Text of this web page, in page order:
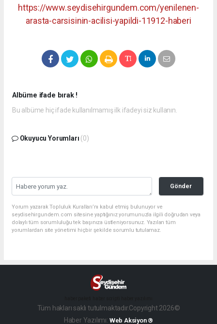
https://www.seydisehirgundem.com/yenilenen-
arasta-carsisinin-acilisi-yapildi-11912-haberi
Albüme ifade bırak !
Bu albüme hiç ifade kullanılmamış ilk ifadeyi siz kullanın.
Okuyucu Yorumları (0)
Gönder
Yorum yazarak Topluluk Kuralları’nı kabul etmiş bulunuyor ve
seydisehirgundem.com sitesine yaptığınız yorumunuzla ilgili doğrudan veya
dolaylı tüm sorumluluğu tek başınıza üstleniyorsunuz. Yazılan tüm
yorumlardan site yönetimi hiçbir şekilde sorumlu tutulamaz.
Tüm hakları saklı tutulmaktadır.Copyright 2026©
Haber Yazılımı: Web Aksiyon ®